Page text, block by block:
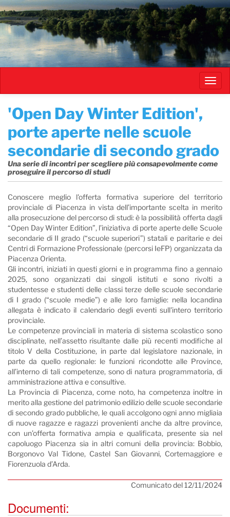
Salta
al
contenuto
principale
​'Open Day Winter Edition',
porte aperte nelle scuole
secondarie di secondo grado
Una serie di incontri per scegliere più consapevolmente come
proseguire il percorso di studi
Conoscere meglio l'offerta formativa superiore del territorio
provinciale di Piacenza in vista dell’importante scelta in merito
alla prosecuzione del percorso di studi: è la possibilità offerta dagli
“Open Day Winter Edition”, l’iniziativa di porte aperte delle Scuole
secondarie di II grado (“scuole superiori”) statali e paritarie e dei
Centri di Formazione Professionale (percorsi IeFP) organizzata da
Piacenza Orienta.
Gli incontri, iniziati in questi giorni e in programma fino a gennaio
2025, sono organizzati dai singoli istituti e sono rivolti a
studentesse e studenti delle classi terze delle scuole secondarie
di I grado (“scuole medie”) e alle loro famiglie: nella locandina
allegata è indicato il calendario degli eventi sull'intero territorio
provinciale.
Le competenze provinciali in materia di sistema scolastico sono
disciplinate, nell’assetto risultante dalle più recenti modifiche al
titolo V della Costituzione, in parte dal legislatore nazionale, in
parte da quello regionale: le funzioni ricondotte alle Province,
all’interno di tali competenze, sono di natura programmatoria, di
amministrazione attiva e consultive.
La Provincia di Piacenza, come noto, ha competenza inoltre in
merito alla gestione del patrimonio edilizio delle scuole secondarie
di secondo grado pubbliche, le quali accolgono ogni anno migliaia
di nuove ragazze e ragazzi provenienti anche da altre province,
con un’offerta formativa ampia e qualificata, presente sia nel
capoluogo Piacenza sia in altri comuni della provincia: Bobbio,
Borgonovo Val Tidone, Castel San Giovanni, Cortemaggiore e
Fiorenzuola d’Arda.
Comunicato del 12/11/2024
Documenti: